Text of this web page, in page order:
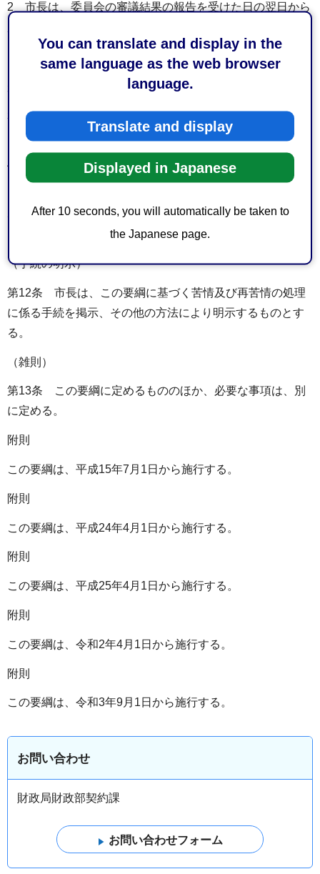
You can translate and display in the
same language as the web browser
language.
Translate and display
Displayed in Japanese
After 10 seconds, you will automatically be taken to
the Japanese page.
2 市長は、委員会の審議結果の報告を受けた日の翌日から
による回答を行うものとする。ただし、事務処理上の困難
その他正当な理由があるときは、この期間を延長すること
3 第3条第4項の規定は、前項の期間の計算について準用す
る。
4 市長は、委員会の審議結果を踏まえて第2項の回答を行
うものとする。
5 第7条及び第9条の規定は、再苦情の処理について準用す
（手続の明示）
第12条 市長は、この要綱に基づく苦情及び再苦情の処理
に係る手続を掲示、その他の方法により明示するものとす
る。
（雑則）
第13条 この要綱に定めるもののほか、必要な事項は、別
に定める。
附則
この要綱は、平成15年7月1日から施行する。
附則
この要綱は、平成24年4月1日から施行する。
附則
この要綱は、平成25年4月1日から施行する。
附則
この要綱は、令和2年4月1日から施行する。
附則
この要綱は、令和3年9月1日から施行する。
お問い合わせ
財政局財政部契約課